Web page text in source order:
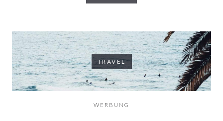
TRAVEL
WERBUNG